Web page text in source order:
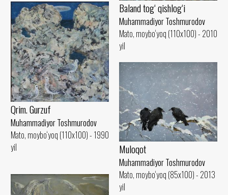
Baland tog‘ qishlog‘i
Muhammadiyor Toshmurodov
Mato, moybo‘yoq (110x100) - 2010
yil
Qrim. Gurzuf
Muhammadiyor Toshmurodov
Mato, moybo‘yoq (110x100) - 1990
yil
Muloqot
Muhammadiyor Toshmurodov
Mato, moybo‘yoq (85x100) - 2013
yil